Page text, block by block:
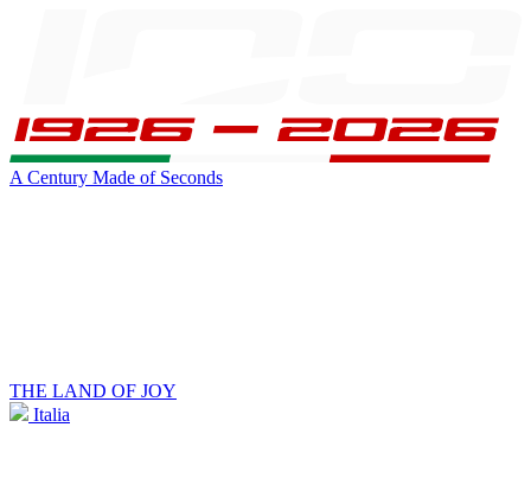
A Century Made of Seconds
THE LAND OF JOY
Italia